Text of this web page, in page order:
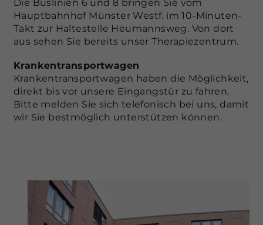
Die Buslinien 6 und 8 bringen Sie vom
Hauptbahnhof Münster Westf. im 10-Minuten-
Takt zur Haltestelle Heumannsweg. Von dort
aus sehen Sie bereits unser Therapiezentrum.
Krankentransportwagen
Krankentransportwagen haben die Möglichkeit,
direkt bis vor unsere Eingangstür zu fahren.
Bitte melden Sie sich telefonisch bei uns, damit
wir Sie bestmöglich unterstützen können.